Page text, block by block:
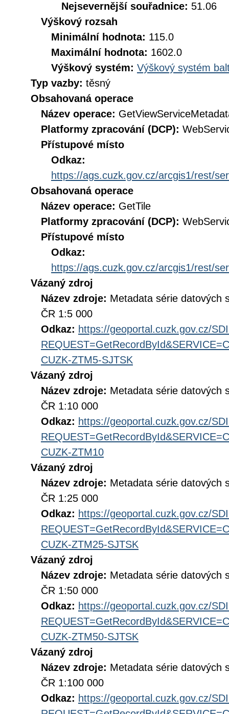
Nejsevernější souřadnice: 51.06
Výškový rozsah
Minimální hodnota: 115.0
Maximální hodnota: 1602.0
Výškový systém: Výškový systém
Typ vazby: těsný
Obsahovaná operace
Název operace:
Platformy zpracování (DCP):
Přístupové místo
Odkaz:
https://ags.cuzk.gov.cz/arcgis1/rest/
Obsahovaná operace
Název operace: GetTile
Platformy zpracování (DCP):
Přístupové místo
Odkaz:
https://ags.cuzk.gov.cz/arcgis1/rest/
Vázaný zdroj
Název zdroje: Metadata série datových
ČR 1:5 000
Odkaz: https://geoportal.cuzk.gov.cz/
CUZK-ZTM5-SJTSK
Vázaný zdroj
Název zdroje: Metadata série datových
ČR 1:10 000
Odkaz: https://geoportal.cuzk.gov.cz/
CUZK-ZTM10
Vázaný zdroj
Název zdroje: Metadata série datových
ČR 1:25 000
Odkaz: https://geoportal.cuzk.gov.cz/
CUZK-ZTM25-SJTSK
Vázaný zdroj
Název zdroje: Metadata série datových
ČR 1:50 000
Odkaz: https://geoportal.cuzk.gov.cz/
CUZK-ZTM50-SJTSK
Vázaný zdroj
Název zdroje: Metadata série datových
ČR 1:100 000
Odkaz: https://geoportal.cuzk.gov.cz/